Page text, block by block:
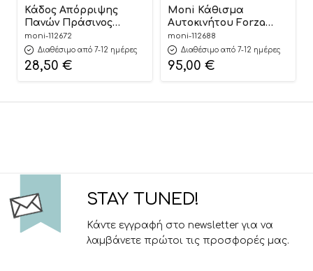
Κάδος Απόρριψης
Πανών Πράσινος
Nubbi Green Hygiene
Basket 3800146273279 –
Cangaroo
moni-112672
Διαθέσιμο από 7-12 ημέρες
28,50 €
Moni Κάθισμα
Αυτοκινήτου Forza
Dark Grey 40-150cm
3801005153725
moni-112688
Διαθέσιμο από 7-12 ημέρες
95,00 €
STAY TUNED!
Κάντε εγγραφή στο newsletter για να
λαμβάνετε πρώτοι τις προσφορές μας.